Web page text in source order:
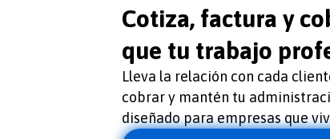
Cotiza, factura y
que tu trabajo
Lleva la relación con cada
cobrar y mantén tu
diseñado para empresas que